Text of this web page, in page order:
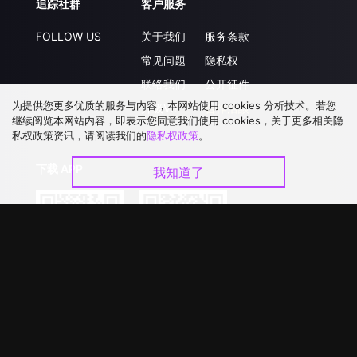
追踪社群
FOLLOW US
客户服务
关于我们
常见问题
联络我们
升级VIP
服务条款
隐私权
公开征件
合作洽談
为提供您更多优质的服务与内容，本网站使用 cookies 分析技术。若您
继续阅览本网站内容，即表示您同意我们使用 cookies，关于更多相关隐
私权政策资讯，请阅读我们的隐私权政策。
我知道了